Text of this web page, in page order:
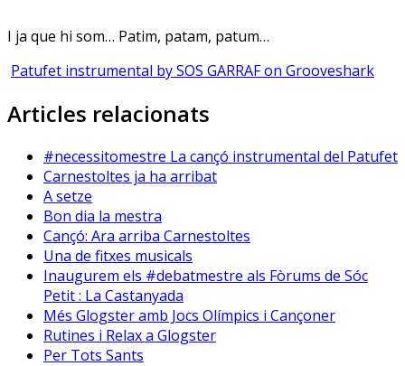
I ja que hi som… Patim, patam, patum…
Patufet instrumental by SOS GARRAF on Grooveshark
Articles relacionats
#necessitomestre La cançó instrumental del Patufet
Carnestoltes ja ha arribat
A setze
Bon dia la mestra
Cançó: Ara arriba Carnestoltes
Una de fitxes musicals
Inaugurem els #debatmestre als Fòrums de Sóc
Petit : La Castanyada
Més Glogster amb Jocs Olímpics i Cançoner
Rutines i Relax a Glogster
Per Tots Sants